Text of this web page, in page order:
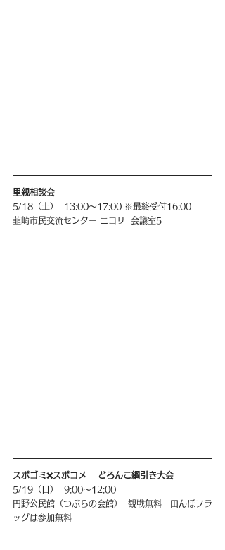
里親相談会
5/18（土）  13:00〜17:00 ※最終受付16:00
韮崎市民交流センター ニコリ  会議室5
スポゴミ❌スポコメ    どろんこ綱引き大会
5/19（日）  9:00〜12:00
円野公民館（つぶらの会館）  観戦無料   田んぼフラ
ッグは参加無料